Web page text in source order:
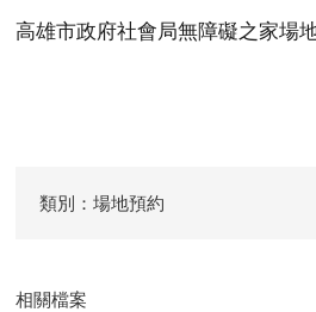
高雄市政府社會局無障礙之家場
類別：場地預約
相關檔案